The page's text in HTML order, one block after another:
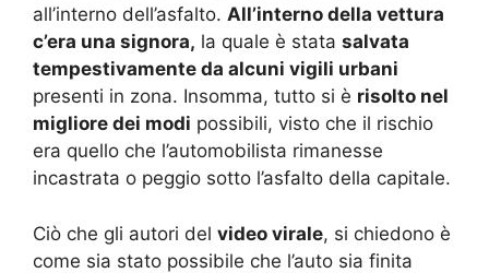
all’interno dell’asfalto. All’interno della vettura
c’era una signora, la quale è stata salvata
tempestivamente da alcuni vigili urbani
presenti in zona. Insomma, tutto si è risolto nel
migliore dei modi possibili, visto che il rischio
era quello che l’automobilista rimanesse
incastrata o peggio sotto l’asfalto della capitale.
Ciò che gli autori del video virale, si chiedono è
come sia stato possibile che l’auto sia finita